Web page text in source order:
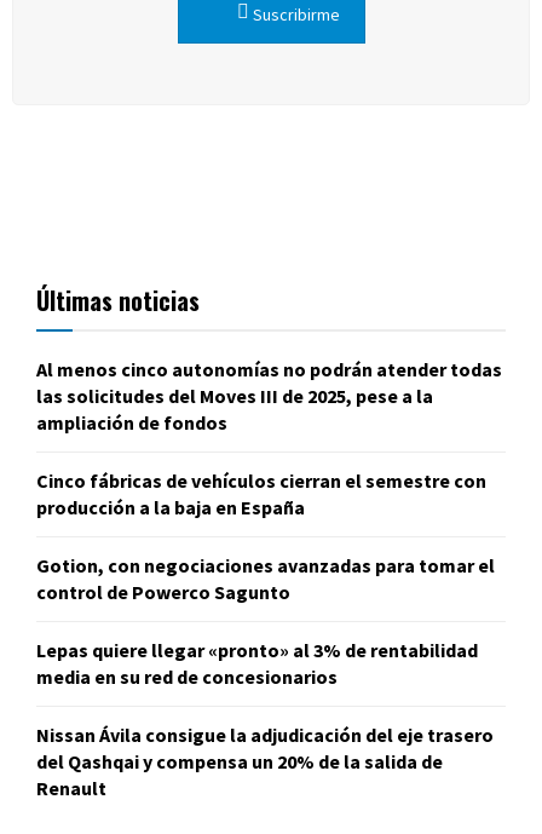
Suscribirme
Últimas noticias
Al menos cinco autonomías no podrán atender todas
las solicitudes del Moves III de 2025, pese a la
ampliación de fondos
Cinco fábricas de vehículos cierran el semestre con
producción a la baja en España
Gotion, con negociaciones avanzadas para tomar el
control de Powerco Sagunto
Lepas quiere llegar «pronto» al 3% de rentabilidad
media en su red de concesionarios
Nissan Ávila consigue la adjudicación del eje trasero
del Qashqai y compensa un 20% de la salida de
Renault